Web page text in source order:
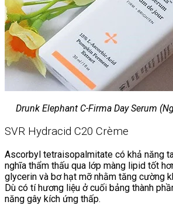
Drunk Elephant C-Firma Day Serum
SVR Hydracid C20 Crème
Ascorbyl tetraisopalmitate có khả năng
nghĩa thẩm thấu qua lớp màng lipid tốt
glycerin và bơ hạt mỡ nhằm tăng cường
Dù có tí hương liệu ở cuối bảng thành
năng gây kích ứng thấp.